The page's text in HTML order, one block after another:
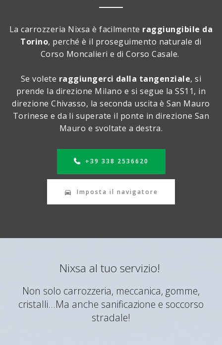
La carrozzeria Nixsa è facilmente raggiungibile da
Torino, perché è il proseguimento naturale di
Corso Moncalieri e di Corso Casale.
Se volete raggiungerci dalla tangenziale, si
prende la direzione Milano e si segue la SS11, in
direzione Chivasso, la seconda uscita è San Mauro
Torinese e da li superate il ponte in direzione San
Mauro e svoltate a destra.
+39 338 2536620
Imposta il navigatore
Nixsa al tuo servizio!
Non solo carrozzeria, meccanica, gomme,
cristalli...Ma anche sanificazione e soccorso
stradale!